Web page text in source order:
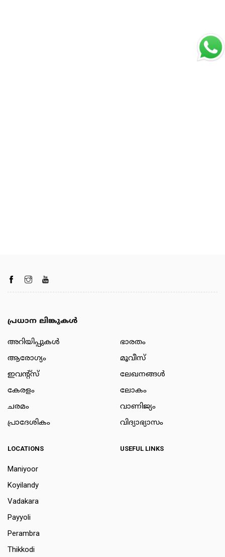
പ്രധാന ലിങ്കുകൾ
അറിയിപ്പുകള്‍
ആരോഗ്യം
ഇവന്റ്സ്
കേരളം
ചരമം
പ്രാദേശികം
ഭാരതം
മൂവീസ്
ലേഖനങ്ങള്‍
ലോകം
വാണിജ്യം
വിദ്യാഭ്യാസം
LOCATIONS
Maniyoor
Koyilandy
Vadakara
Payyoli
Perambra
Thikkodi
USEFUL LINKS